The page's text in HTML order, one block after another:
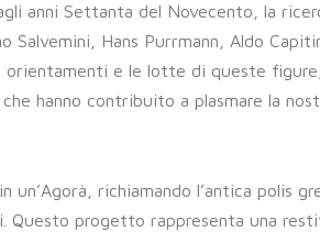
anni Settanta del Novecento, la
Hans Purrmann, Aldo
orientamenti e le lotte di queste figure,
hanno contribuito a plasmare la
richiamando l’antica polis
Questo progetto rappresenta una